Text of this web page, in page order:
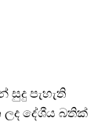
සුදු පැහැති
දේශීය බතික්